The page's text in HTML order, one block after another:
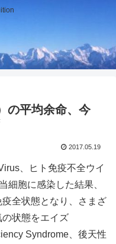
の平均余命、今
2017.05.19
、ヒト免疫不全ウイ
細胞に感染した結果、
全状態となり、さまざ
状態をエイズ
Syndrome、後天性